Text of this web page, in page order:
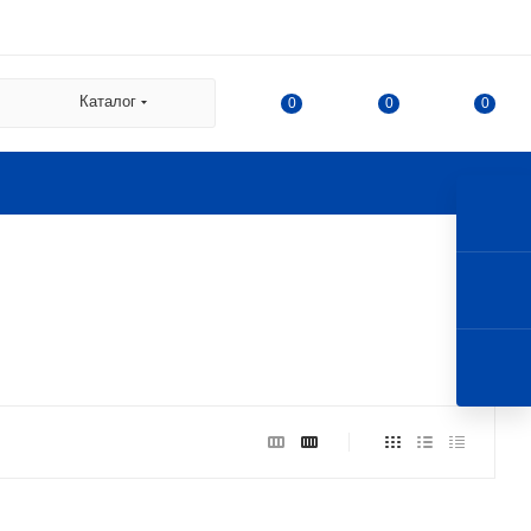
Каталог 0 0 0